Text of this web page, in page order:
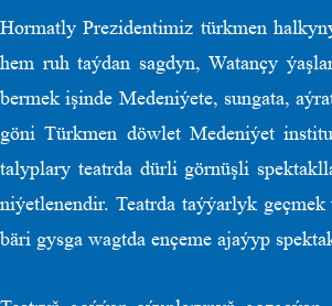
Hormatly Prezidentimiz türkmen
hem ruh taýdan sagdyn, Watançy
bermek işinde Medeniýete, sungata,
göni Türkmen döwlet Medeniýet
talyplary teatrda dürli görnüşli
niýetlenendir. Teatrda taýýarlyk
bäri gysga wagtda ençeme ajaýyp